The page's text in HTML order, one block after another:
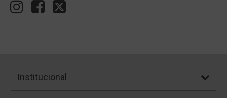
Institucional